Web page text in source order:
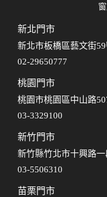
新北門市
新北市板橋區藝文街
02-29650777
桃園門市
桃園市桃園區中山路
03-3329100
新竹門市
新竹縣竹北市十興路一
03-5506310
苗栗門市